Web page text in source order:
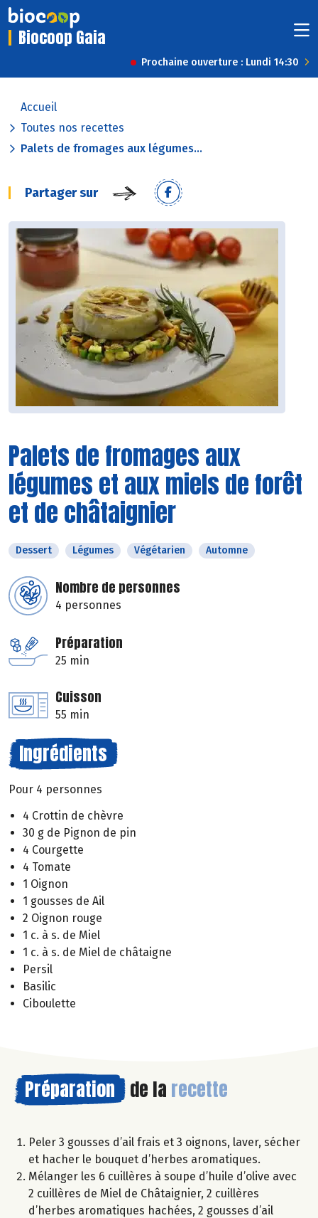
Biocoop Gaia
Prochaine ouverture : Lundi 14:30
Accueil
Toutes nos recettes
Palets de fromages aux légumes...
Partager sur
Palets de fromages aux
légumes et aux miels de forêt
et de châtaignier
Dessert Légumes Végétarien Automne
Nombre de personnes
4 personnes
Préparation
25 min
Cuisson
55 min
Ingrédients
Pour 4 personnes
4 Crottin de chèvre
30 g de Pignon de pin
4 Courgette
4 Tomate
1 Oignon
1 gousses de Ail
2 Oignon rouge
1 c. à s. de Miel
1 c. à s. de Miel de châtaigne
Persil
Basilic
Ciboulette
Préparation de la recette
Peler 3 gousses d’ail frais et 3 oignons, laver, sécher
et hacher le bouquet d’herbes aromatiques.
Mélanger les 6 cuillères à soupe d’huile d’olive avec
2 cuillères de Miel de Châtaignier, 2 cuillères
d’herbes aromatiques hachées, 2 gousses d’ail